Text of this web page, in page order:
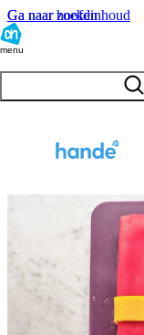
Ga naar hoofdinhoud
Ga naar zoeken
menu